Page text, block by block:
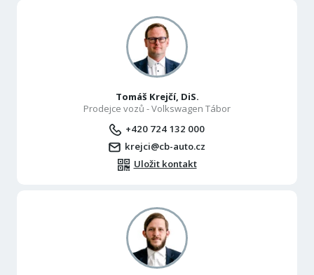
Tomáš Krejčí, DiS.
Prodejce vozů - Volkswagen Tábor
+420 724 132 000
krejci@cb-auto.cz
Uložit kontakt